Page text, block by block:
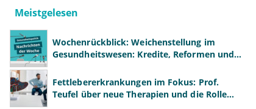
Meistgelesen
Wochenrückblick: Weichenstellung im
Gesundheitswesen: Kredite, Reformen und
Fettlebererkrankungen im Fokus: Prof.
Teufel über neue Therapien und die Rolle